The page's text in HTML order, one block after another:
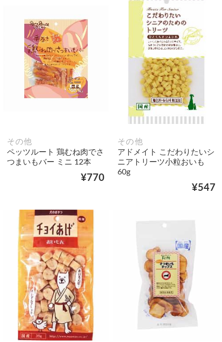
その他
ペッツルート 鶏むね肉でさ
つまいもバー ミニ 12本
¥770
その他
アドメイト こだわりたいシ
ニアトリーツ小粒おいも
60g
¥547